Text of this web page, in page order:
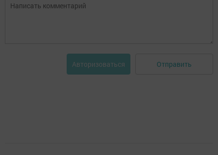
Авторизоваться Отправить